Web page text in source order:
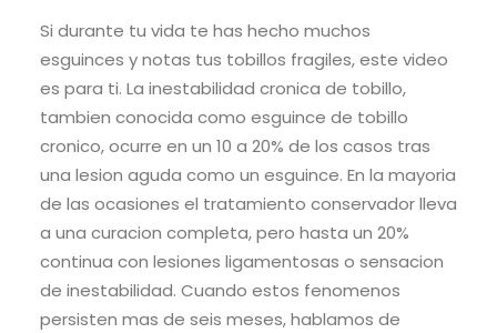
Si durante tu vida te has hecho muchos
esguinces y notas tus tobillos fragiles, este video
es para ti. La inestabilidad cronica de tobillo,
tambien conocida como esguince de tobillo
cronico, ocurre en un 10 a 20% de los casos tras
una lesion aguda como un esguince. En la mayoria
de las ocasiones el tratamiento conservador lleva
a una curacion completa, pero hasta un 20%
continua con lesiones ligamentosas o sensacion
de inestabilidad. Cuando estos fenomenos
persisten mas de seis meses, hablamos de